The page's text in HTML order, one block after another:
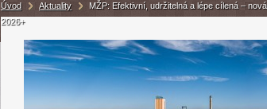
Úvod Aktuality
MŽP: Efektivní, udržitelná a lépe cílená –
2026+